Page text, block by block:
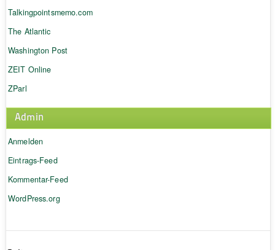
Talkingpointsmemo.com
The Atlantic
Washington Post
ZEIT Online
ZParl
Admin
Anmelden
Eintrags-Feed
Kommentar-Feed
WordPress.org